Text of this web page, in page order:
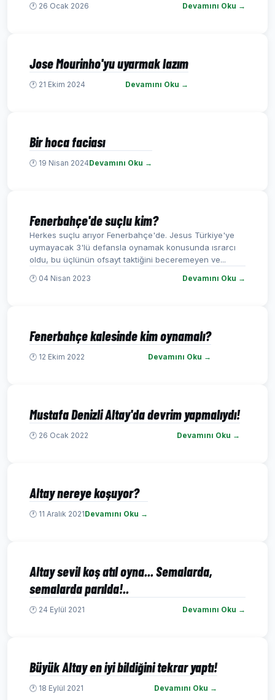
🕐 26 Ocak 2026 Devamını Oku →
Jose Mourinho'yu uyarmak lazım
🕐 21 Ekim 2024 Devamını Oku →
Bir hoca faciası
🕐 19 Nisan 2024Devamını Oku →
Fenerbahçe'de suçlu kim?
Herkes suçlu arıyor Fenerbahçe'de. Jesus Türkiye'ye
uymayacak 3'lü defansla oynamak konusunda ısrarcı
oldu, bu üçlünün ofsayt taktiğini beceremeyen ve...
🕐 04 Nisan 2023 Devamını Oku →
Fenerbahçe kalesinde kim oynamalı?
🕐 12 Ekim 2022 Devamını Oku →
Mustafa Denizli Altay'da devrim yapmalıydı!
🕐 26 Ocak 2022 Devamını Oku →
Altay nereye koşuyor?
🕐 11 Aralık 2021Devamını Oku →
Altay sevil koş atıl oyna... Semalarda,
semalarda parılda!..
🕐 24 Eylül 2021 Devamını Oku →
Büyük Altay en iyi bildiğini tekrar yaptı!
🕐 18 Eylül 2021 Devamını Oku →